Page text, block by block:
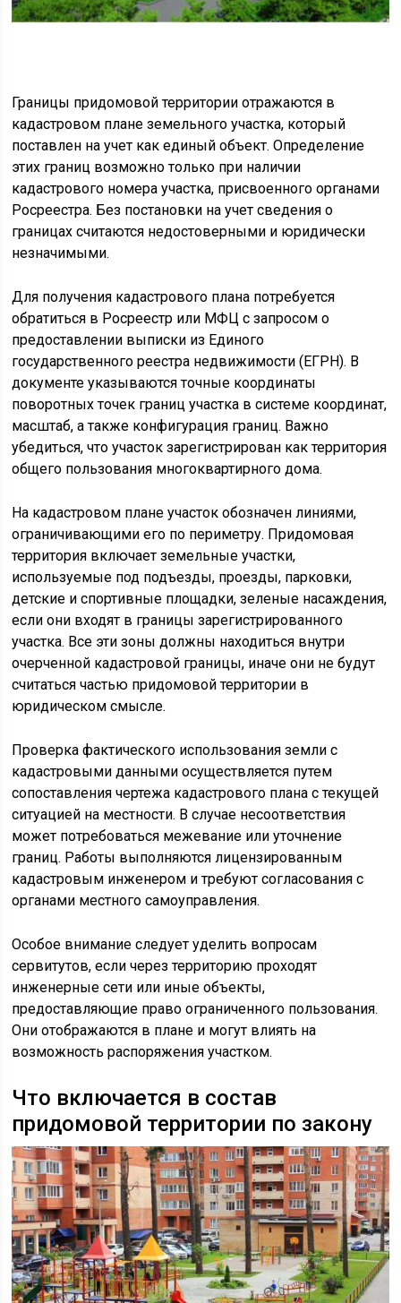
Границы придомовой территории отражаются в
кадастровом плане земельного участка, который
поставлен на учет как единый объект. Определение
этих границ возможно только при наличии
кадастрового номера участка, присвоенного органами
Росреестра. Без постановки на учет сведения о
границах считаются недостоверными и юридически
незначимыми.
Для получения кадастрового плана потребуется
обратиться в Росреестр или МФЦ с запросом о
предоставлении выписки из Единого
государственного реестра недвижимости (ЕГРН). В
документе указываются точные координаты
поворотных точек границ участка в системе координат,
масштаб, а также конфигурация границ. Важно
убедиться, что участок зарегистрирован как территория
общего пользования многоквартирного дома.
На кадастровом плане участок обозначен линиями,
ограничивающими его по периметру. Придомовая
территория включает земельные участки,
используемые под подъезды, проезды, парковки,
детские и спортивные площадки, зеленые насаждения,
если они входят в границы зарегистрированного
участка. Все эти зоны должны находиться внутри
очерченной кадастровой границы, иначе они не будут
считаться частью придомовой территории в
юридическом смысле.
Проверка фактического использования земли с
кадастровыми данными осуществляется путем
сопоставления чертежа кадастрового плана с текущей
ситуацией на местности. В случае несоответствия
может потребоваться межевание или уточнение
границ. Работы выполняются лицензированным
кадастровым инженером и требуют согласования с
органами местного самоуправления.
Особое внимание следует уделить вопросам
сервитутов, если через территорию проходят
инженерные сети или иные объекты,
предоставляющие право ограниченного пользования.
Они отображаются в плане и могут влиять на
возможность распоряжения участком.
Что включается в состав
придомовой территории по закону